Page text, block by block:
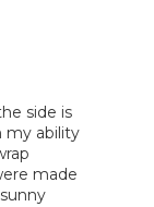
side is
my ability
made